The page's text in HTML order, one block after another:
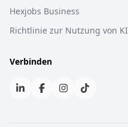
Hexjobs Business
Richtlinie zur Nutzung von KI
Verbinden